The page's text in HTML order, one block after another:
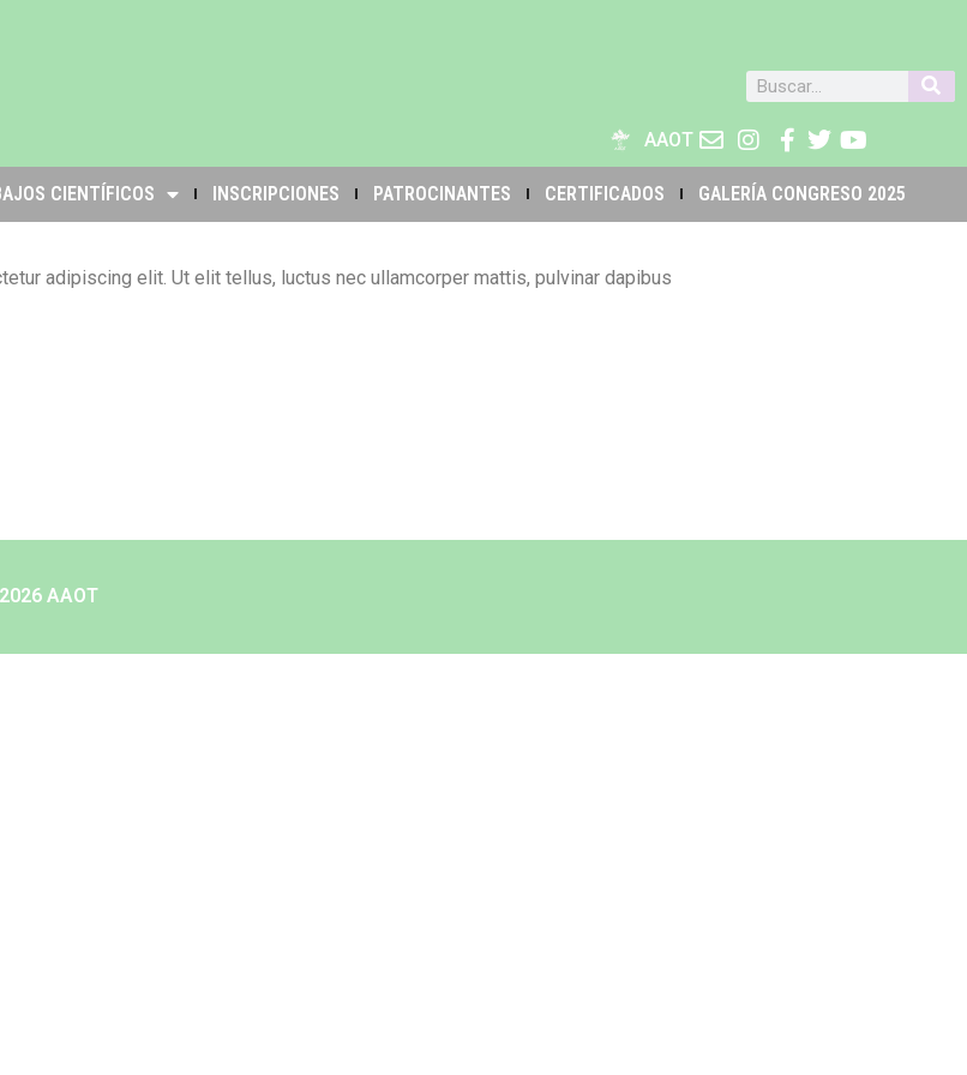
AAOT
CIENTÍFICOS INSCRIPCIONES PATROCINANTES CERTIFICADOS GALERÍA CONGRESO 2025
adipiscing elit. Ut elit tellus, luctus nec ullamcorper mattis, pulvinar dapibus
AAOT